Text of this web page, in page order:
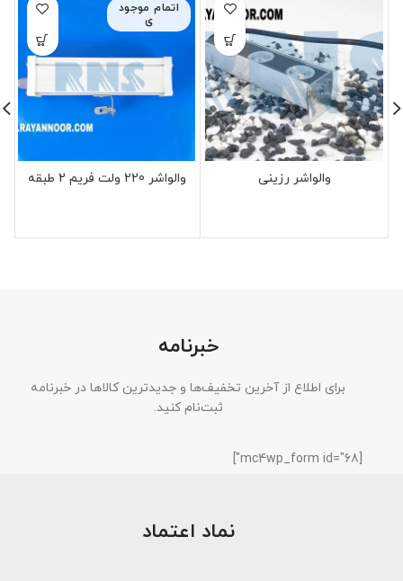
والواشر رزینی
اتمام موجود
ی
والواشر 220 ولت فریم 2 طبقه
خبرنامه
برای اطلاع از آخرین تخفیف‌ها و جدیدترین کالاها در خبرنامه
ثبت‌نام کنید.
[mc4wp_form id="68"]
نماد اعتماد